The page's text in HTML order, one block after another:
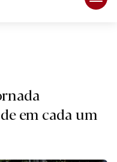
em cada um